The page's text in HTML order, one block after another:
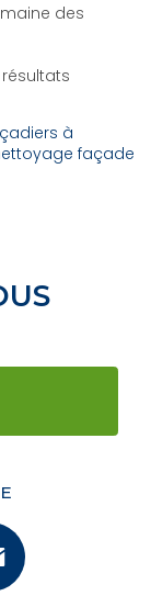
des
à
façade